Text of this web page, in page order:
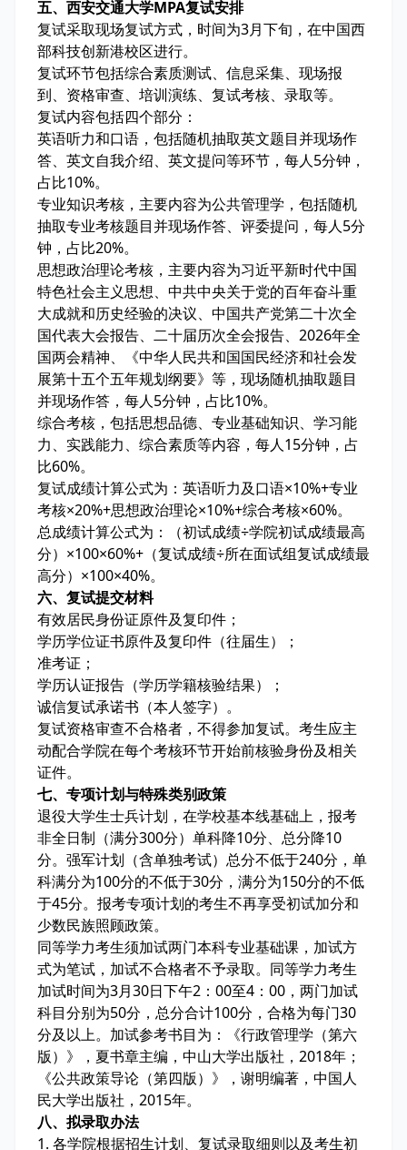
五、西安交通大学MPA复试安排
复试采取现场复试方式，时间为3月下旬，在中国西
部科技创新港校区进行。
复试环节包括综合素质测试、信息采集、现场报
到、资格审查、培训演练、复试考核、录取等。
复试内容包括四个部分：
英语听力和口语，包括随机抽取英文题目并现场作
答、英文自我介绍、英文提问等环节，每人5分钟，
占比10%。
专业知识考核，主要内容为公共管理学，包括随机
抽取专业考核题目并现场作答、评委提问，每人5分
钟，占比20%。
思想政治理论考核，主要内容为习近平新时代中国
特色社会主义思想、中共中央关于党的百年奋斗重
大成就和历史经验的决议、中国共产党第二十次全
国代表大会报告、二十届历次全会报告、2026年全
国两会精神、《中华人民共和国国民经济和社会发
展第十五个五年规划纲要》等，现场随机抽取题目
并现场作答，每人5分钟，占比10%。
综合考核，包括思想品德、专业基础知识、学习能
力、实践能力、综合素质等内容，每人15分钟，占
比60%。
复试成绩计算公式为：英语听力及口语×10%+专业
考核×20%+思想政治理论×10%+综合考核×60%。
总成绩计算公式为：（初试成绩÷学院初试成绩最高
分）×100×60%+（复试成绩÷所在面试组复试成绩最
高分）×100×40%。
六、复试提交材料
有效居民身份证原件及复印件；
学历学位证书原件及复印件（往届生）；
准考证；
学历认证报告（学历学籍核验结果）；
诚信复试承诺书（本人签字）。
复试资格审查不合格者，不得参加复试。考生应主
动配合学院在每个考核环节开始前核验身份及相关
证件。
七、专项计划与特殊类别政策
退役大学生士兵计划，在学校基本线基础上，报考
非全日制（满分300分）单科降10分、总分降10
分。强军计划（含单独考试）总分不低于240分，单
科满分为100分的不低于30分，满分为150分的不低
于45分。报考专项计划的考生不再享受初试加分和
少数民族照顾政策。
同等学力考生须加试两门本科专业基础课，加试方
式为笔试，加试不合格者不予录取。同等学力考生
加试时间为3月30日下午2：00至4：00，两门加试
科目分别为50分，总分合计100分，合格为每门30
分及以上。加试参考书目为：《行政管理学（第六
版）》，夏书章主编，中山大学出版社，2018年；
《公共政策导论（第四版）》，谢明编著，中国人
民大学出版社，2015年。
八、拟录取办法
1. 各学院根据招生计划、复试录取细则以及考生初